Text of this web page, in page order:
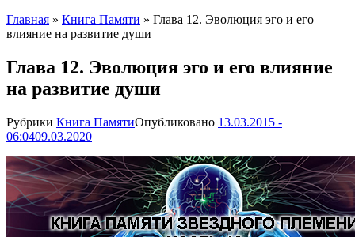
Главная » Книга Памяти » Глава 12. Эволюция эго и его
влияние на развитие души
Глава 12. Эволюция эго и его влияние
на развитие души
Рубрики Книга ПамятиОпубликовано 13.03.2015 -
06:0409.03.2020